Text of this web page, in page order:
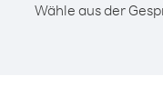
Wähle aus der